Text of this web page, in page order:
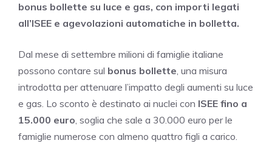
bonus bollette su luce e gas, con importi legati
all’ISEE e agevolazioni automatiche in bolletta.
Dal mese di settembre milioni di famiglie italiane
possono contare sul bonus bollette, una misura
introdotta per attenuare l’impatto degli aumenti su luce
e gas. Lo sconto è destinato ai nuclei con ISEE fino a
15.000 euro, soglia che sale a 30.000 euro per le
famiglie numerose con almeno quattro figli a carico.